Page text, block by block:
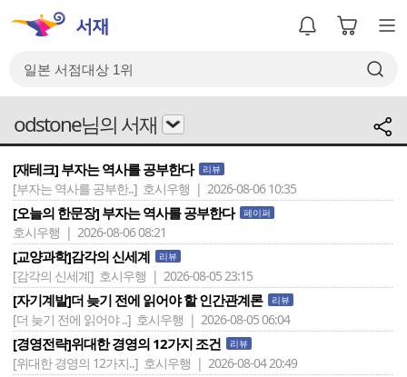
odstone님의 서재
[재테크] 부자는 역사를 공부한다 리뷰
[부자는 역사를 공부한..] 호시우행 | 2026-08-06 10:35
[오늘의 한문장] 부자는 역사를 공부한다 페이퍼
호시우행 | 2026-08-06 08:21
[교양과학]감각의 신세계 리뷰
[감각의 신세계] 호시우행 | 2026-08-05 23:15
[자기계발]더 늦기 전에 읽어야 할 인간관계론 리뷰
[더 늦기 전에 읽어야 ..] 호시우행 | 2026-08-05 06:04
[경영전략]위대한 경영의 12가지 조건 리뷰
[위대한 경영의 12가지..] 호시우행 | 2026-08-04 20:49